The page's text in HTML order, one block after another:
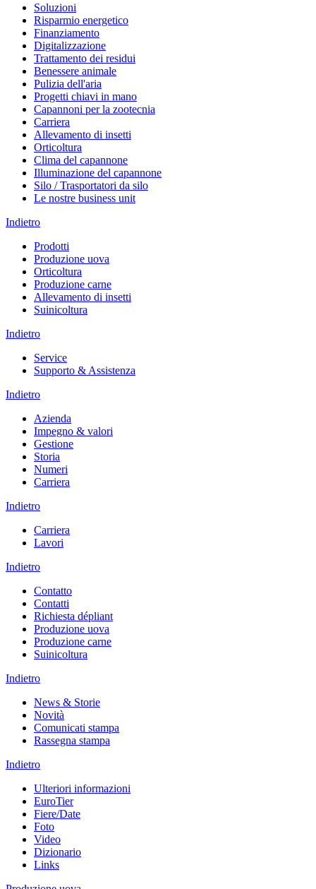
Soluzioni
Risparmio energetico
Finanziamento
Digitalizzazione
Trattamento dei residui
Benessere animale
Pulizia dell'aria
Progetti chiavi in mano
Capannoni per la zootecnia
Carriera
Allevamento di insetti
Orticoltura
Clima del capannone
Illuminazione del capannone
Silo / Trasportatori da silo
Le nostre business unit
Indietro
Prodotti
Produzione uova
Orticoltura
Produzione carne
Allevamento di insetti
Suinicoltura
Indietro
Service
Supporto & Assistenza
Indietro
Azienda
Impegno & valori
Gestione
Storia
Numeri
Carriera
Indietro
Carriera
Lavori
Indietro
Contatto
Contatti
Richiesta dépliant
Produzione uova
Produzione carne
Suinicoltura
Indietro
News & Storie
Novità
Comunicati stampa
Rassegna stampa
Indietro
Ulteriori informazioni
EuroTier
Fiere/Date
Foto
Video
Dizionario
Links